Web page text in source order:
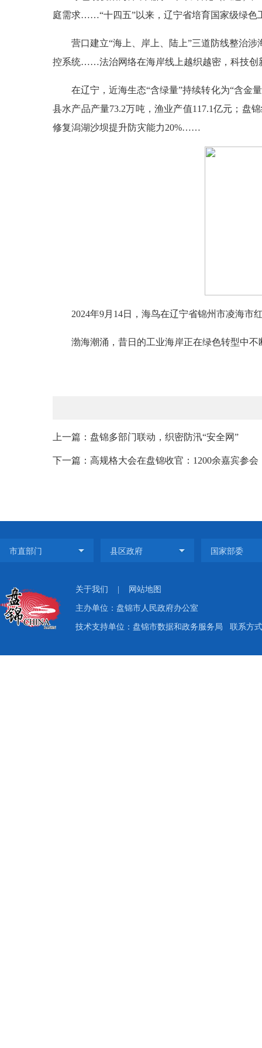
庭需求……“十四五”以来，辽宁省培育国家级绿色
营口建立“海上、岸上、陆上”三道防线整治
控系统……法治网络在海岸线上越织越密，科技创
在辽宁，近海生态“含绿量”持续转化为“含金
县水产品产量73.2万吨，渔业产值117.1亿元；盘
修复潟湖沙坝提升防灾能力20%……
2024年9月14日，海鸟在辽宁省锦州市凌海市
渤海潮涌，昔日的工业海岸正在绿色转型中不
上一篇：盘锦多部门联动，织密防汛“安全网”
下一篇：高规格大会在盘锦收官：1200余嘉宾参
关于我们 网站地图
主办单位：盘锦市人民政府办公室
技术支持单位：盘锦市数据和政务服务局 联系方